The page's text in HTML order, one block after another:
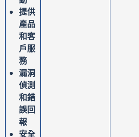
提供
產品
和客
戶服
務
漏洞
偵測
和錯
誤回
報
安全